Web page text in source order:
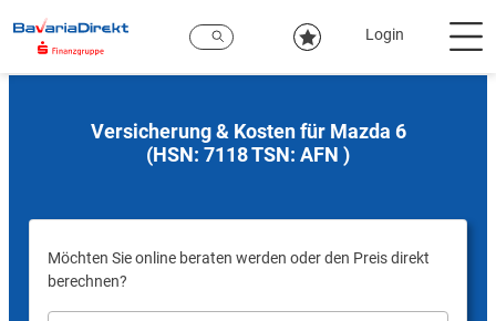
Hauptinhalt
Login
Versicherung & Kosten für Mazda 6
(HSN: 7118 TSN: AFN )
Möchten Sie online beraten werden oder den Preis direkt
berechnen?